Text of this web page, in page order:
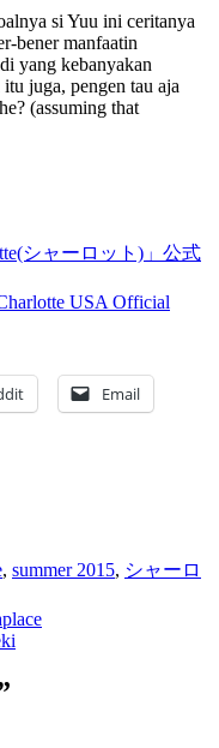
si Yuu ini ceritanya
bener manfaatin
yang kebanyakan
juga, pengen tau aja
(assuming that
シャーロット)」公式
USA Official
Email
, summer 2015, シャーロ